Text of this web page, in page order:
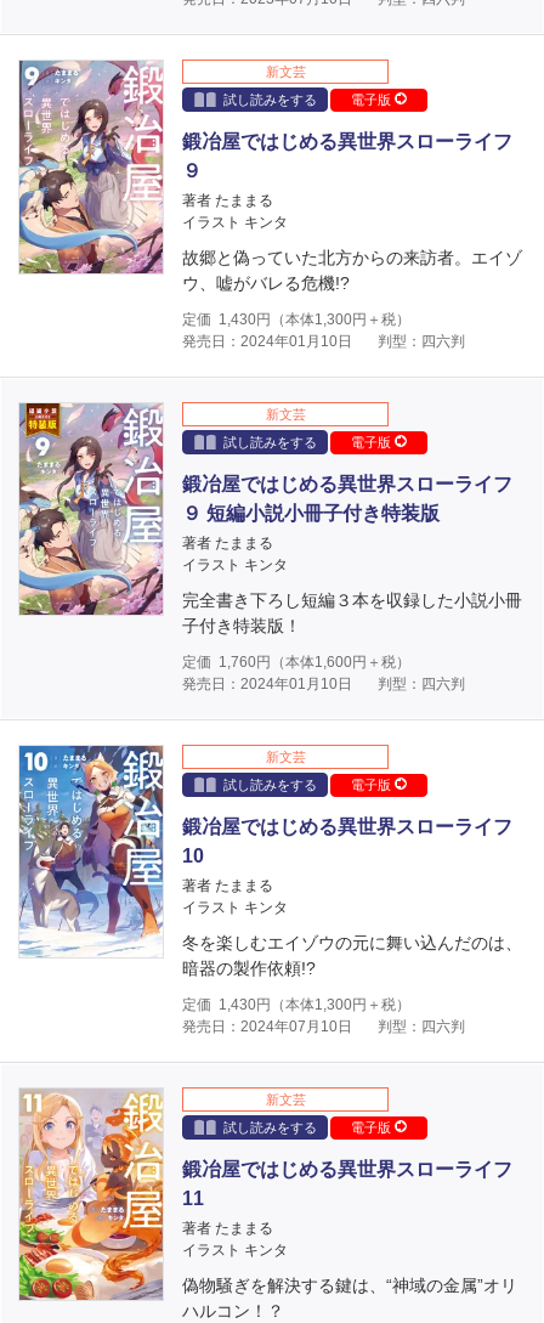
新文芸
試し読みをする
電子版
鍛冶屋ではじめる異世界スローライフ
９
著者 たままる
イラスト キンタ
故郷と偽っていた北方からの来訪者。エイゾ
ウ、嘘がバレる危機!?
定価 1,430円（本体1,300円＋税）
発売日：2024年01月10日
判型：四六判
新文芸
試し読みをする
電子版
鍛冶屋ではじめる異世界スローライフ
９ 短編小説小冊子付き特装版
著者 たままる
イラスト キンタ
完全書き下ろし短編３本を収録した小説小冊
子付き特装版！
定価 1,760円（本体1,600円＋税）
発売日：2024年01月10日
判型：四六判
新文芸
試し読みをする
電子版
鍛冶屋ではじめる異世界スローライフ
10
著者 たままる
イラスト キンタ
冬を楽しむエイゾウの元に舞い込んだのは、
暗器の製作依頼!?
定価 1,430円（本体1,300円＋税）
発売日：2024年07月10日
判型：四六判
新文芸
試し読みをする
電子版
鍛冶屋ではじめる異世界スローライフ
11
著者 たままる
イラスト キンタ
偽物騒ぎを解決する鍵は、“神域の金属”オリ
ハルコン！？